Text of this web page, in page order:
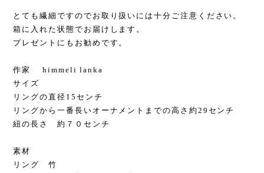
とても繊細ですのでお取り扱いには十分ご注意ください。
箱に入れた状態でお届けします。
プレゼントにもお勧めです。
作家 himmeli lanka
サイズ
リングの直径15センチ
リングから一番長いオーナメントまでの高さ約29センチ
紐の長さ 約７０センチ
素材
リング 竹